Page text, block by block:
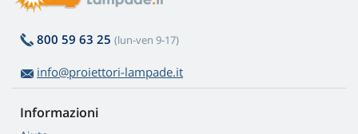
800 59 63 25 (lun-ven 9-17)
info@proiettori-lampade.it
Informazioni